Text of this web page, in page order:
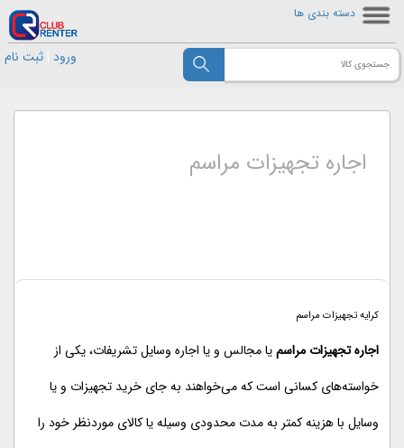
دسته بندی ها
ورود ثبت نام
اجاره تجهیزات مراسم
کرایه تجهیزات مراسم
اجاره تجهیزات مراسمیا مجالس و یا اجاره وسایل تشریفات، یکی از
خواسته‌های کسانی است که می‌خواهند به جای خرید تجهیزات و یا
وسایل با هزینه کمتر به مدت محدودی وسیله یا کالای موردنظر خود را